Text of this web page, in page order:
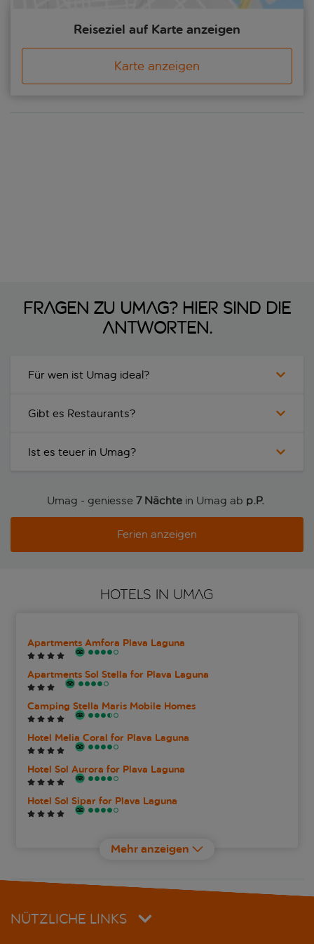
Reiseziel auf Karte anzeigen
Karte anzeigen
Fragen zu Umag? Hier sind die
Antworten.
Für wen ist Umag ideal?
Gibt es Restaurants?
Ist es teuer in Umag?
Umag - geniesse 7 Nächte in Umag ab p.P.
Ferien anzeigen
HOTELS IN UMAG
Apartments Amfora Plava Laguna
Apartments Sol Stella for Plava Laguna
Camping Stella Maris Mobile Homes
Hotel Melia Coral for Plava Laguna
Hotel Sol Aurora for Plava Laguna
Hotel Sol Sipar for Plava Laguna
Residence Sol Garden Istra for Plava Laguna
Residence Sol Umag for Plava Laguna
Mehr anzeigen
NÜTZLICHE LINKS